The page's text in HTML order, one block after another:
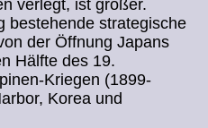
verlegt, ist größer.
bestehende strategische
der Öffnung Japans
Hälfte des 19.
Kriegen (1899-
Korea und